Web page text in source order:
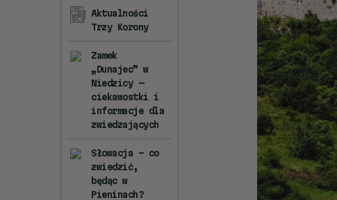
Aktualności
Trzy Korony
Zamek
„Dunajec” w
Niedzicy —
ciekawostki i
informacje dla
zwiedzających
Słowacja – co
zwiedzić,
będąc w
Pieninach?